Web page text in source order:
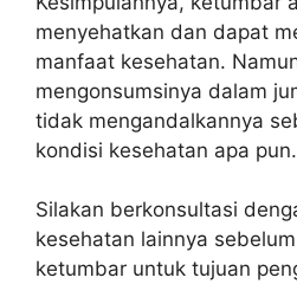
menyehatkan dan dapat
manfaat kesehatan.
mengonsumsinya dalam
tidak mengandalkannya
kondisi kesehatan apa pun.
Silakan berkonsultasi
kesehatan lainnya
ketumbar untuk tujuan